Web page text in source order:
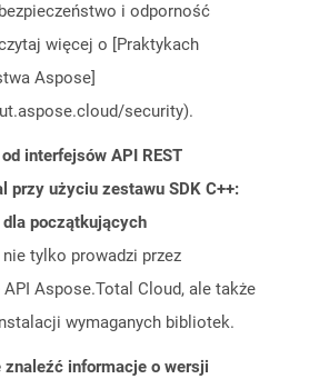
i odporność
więcej o [Praktykach
Aspose]
security).
interfejsów API REST
przy użyciu zestawu SDK C++:
początkujących
nie tylko prowadzi przez
Aspose.Total Cloud, ale także
wymaganych bibliotek.
znaleźć informacje o wersji